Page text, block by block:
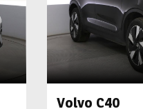
Volvo C40